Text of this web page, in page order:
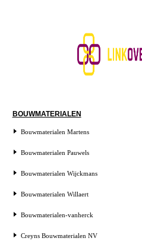
BOUWMATERIALEN
Bouwmaterialen Martens
Bouwmaterialen Pauwels
Bouwmaterialen Wijckmans
Bouwmaterialen Willaert
Bouwmaterialen-vanherck
Creyns Bouwmaterialen NV